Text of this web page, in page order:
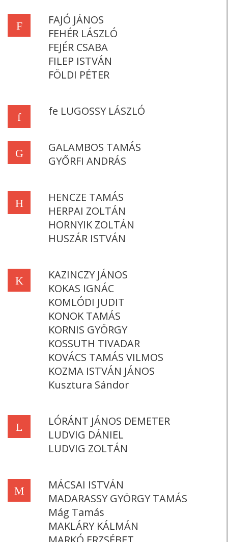
F
FAJÓ JÁNOS
FEHÉR LÁSZLÓ
FEJÉR CSABA
FILEP ISTVÁN
FÖLDI PÉTER
f fe LUGOSSY LÁSZLÓ
G
GALAMBOS TAMÁS
GYŐRFI ANDRÁS
H
HENCZE TAMÁS
HERPAI ZOLTÁN
HORNYIK ZOLTÁN
HUSZÁR ISTVÁN
K
KAZINCZY JÁNOS
KOKAS IGNÁC
KOMLÓDI JUDIT
KONOK TAMÁS
KORNIS GYÖRGY
KOSSUTH TIVADAR
KOVÁCS TAMÁS VILMOS
KOZMA ISTVÁN JÁNOS
Kusztura Sándor
L
LÓRÁNT JÁNOS DEMETER
LUDVIG DÁNIEL
LUDVIG ZOLTÁN
M
MÁCSAI ISTVÁN
MADARASSY GYÖRGY TAMÁS
Mág Tamás
MAKLÁRY KÁLMÁN